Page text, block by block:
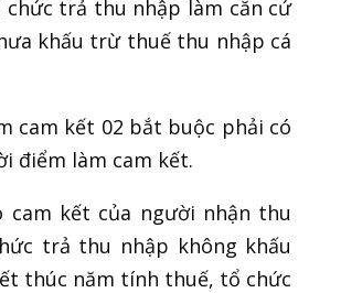
chức trả thu nhập làm căn cứ
khấu trừ thuế thu nhập cá
cam kết 02 bắt buộc phải có
điểm làm cam kết.
cam kết của người nhận thu
trả thu nhập không khấu
thúc năm tính thuế, tổ chức